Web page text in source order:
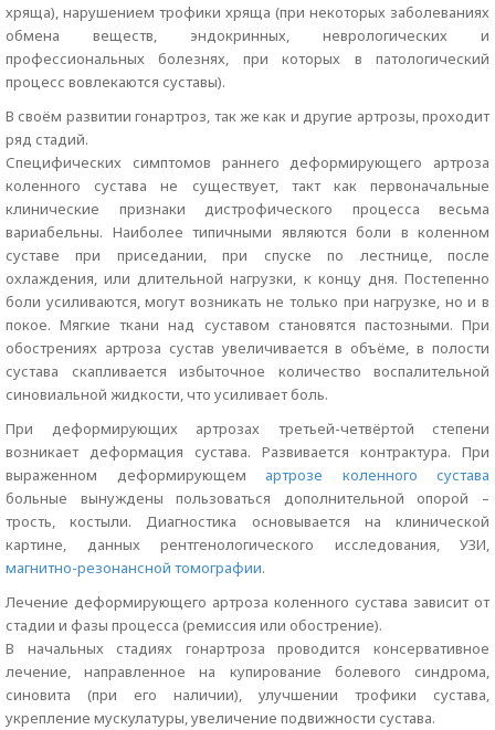
хряща), нарушением трофики хряща (при некоторых заболеваниях
обмена веществ, эндокринных, неврологических и
профессиональных болезнях, при которых в патологический
процесс вовлекаются суставы).
В своём развитии гонартроз, так же как и другие артрозы, проходит
ряд стадий.
Специфических симптомов раннего деформирующего артроза
коленного сустава не существует, такт как первоначальные
клинические признаки дистрофического процесса весьма
вариабельны. Наиболее типичными являются боли в коленном
суставе при приседании, при спуске по лестнице, после
охлаждения, или длительной нагрузки, к концу дня. Постепенно
боли усиливаются, могут возникать не только при нагрузке, но и в
покое. Мягкие ткани над суставом становятся пастозными. При
обострениях артроза сустав увеличивается в объёме, в полости
сустава скапливается избыточное количество воспалительной
синовиальной жидкости, что усиливает боль.
При деформирующих артрозах третьей-четвёртой степени
возникает деформация сустава. Развивается контрактура. При
выраженном деформирующем артрозе коленного сустава
больные вынуждены пользоваться дополнительной опорой –
трость, костыли. Диагностика основывается на клинической
картине, данных рентгенологического исследования, УЗИ,
магнитно-резонансной томографии.
Лечение деформирующего артроза коленного сустава зависит от
стадии и фазы процесса (ремиссия или обострение).
В начальных стадиях гонартроза проводится консервативное
лечение, направленное на купирование болевого синдрома,
синовита (при его наличии), улучшении трофики сустава,
укрепление мускулатуры, увеличение подвижности сустава.